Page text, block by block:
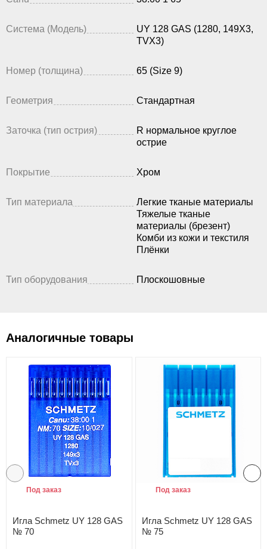
Система (Модель)
UY 128 GAS (1280, 149X3,
TVX3)
Номер (толщина) 65 (Size 9)
Геометрия Стандартная
Заточка (тип острия)
R нормальное круглое
острие
Покрытие Хром
Тип материала
Легкие тканые материалы
Тяжелые тканые
материалы (брезент)
Комби из кожи и текстиля
Плёнки
Тип оборудования Плоскошовные
Аналогичные товары
Игла Schmetz UY 128 GAS
№ 70
Под заказ
Игла Schmetz UY 128 GAS
№ 75
Под заказ